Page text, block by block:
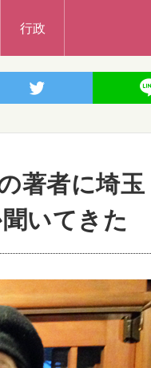
行政
著者に埼玉
いてきた